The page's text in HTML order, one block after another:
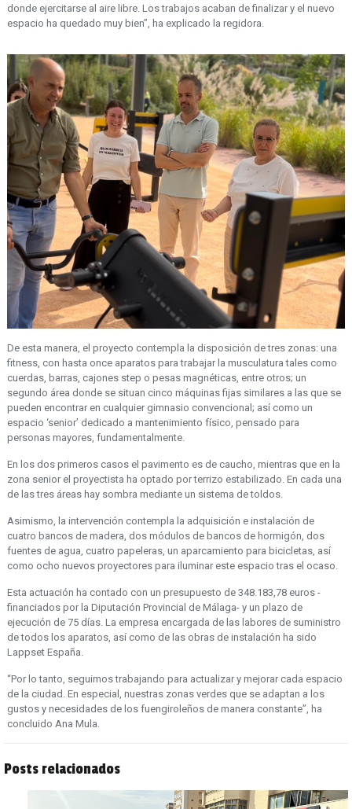
donde ejercitarse al aire libre. Los trabajos acaban de finalizar y el nuevo
espacio ha quedado muy bien”, ha explicado la regidora.
De esta manera, el proyecto contempla la disposición de tres zonas: una
fitness, con hasta once aparatos para trabajar la musculatura tales como
cuerdas, barras, cajones step o pesas magnéticas, entre otros; un
segundo área donde se situan cinco máquinas fijas similares a las que se
pueden encontrar en cualquier gimnasio convencional; así como un
espacio ‘senior’ dedicado a mantenimiento físico, pensado para
personas mayores, fundamentalmente.
En los dos primeros casos el pavimento es de caucho, mientras que en la
zona senior el proyectista ha optado por terrizo estabilizado. En cada una
de las tres áreas hay sombra mediante un sistema de toldos.
Asimismo, la intervención contempla la adquisición e instalación de
cuatro bancos de madera, dos módulos de bancos de hormigón, dos
fuentes de agua, cuatro papeleras, un aparcamiento para bicicletas, así
como ocho nuevos proyectores para iluminar este espacio tras el ocaso.
Esta actuación ha contado con un presupuesto de 348.183,78 euros -
financiados por la Diputación Provincial de Málaga- y un plazo de
ejecución de 75 días. La empresa encargada de las labores de suministro
de todos los aparatos, así como de las obras de instalación ha sido
Lappset España.
“Por lo tanto, seguimos trabajando para actualizar y mejorar cada espacio
de la ciudad. En especial, nuestras zonas verdes que se adaptan a los
gustos y necesidades de los fuengiroleños de manera constante”, ha
concluido Ana Mula.
Posts relacionados